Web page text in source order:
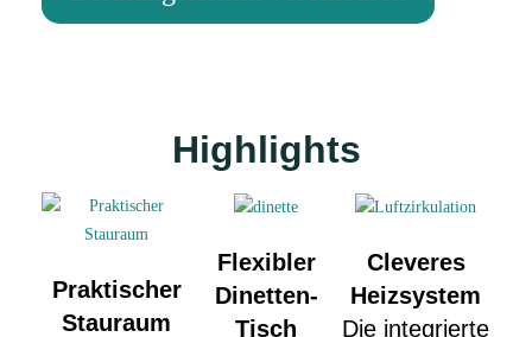
Highlights
Praktischer
Stauraum
Flexibler
Dinetten-
Tisch
Cleveres
Heizsystem
Die integrierte